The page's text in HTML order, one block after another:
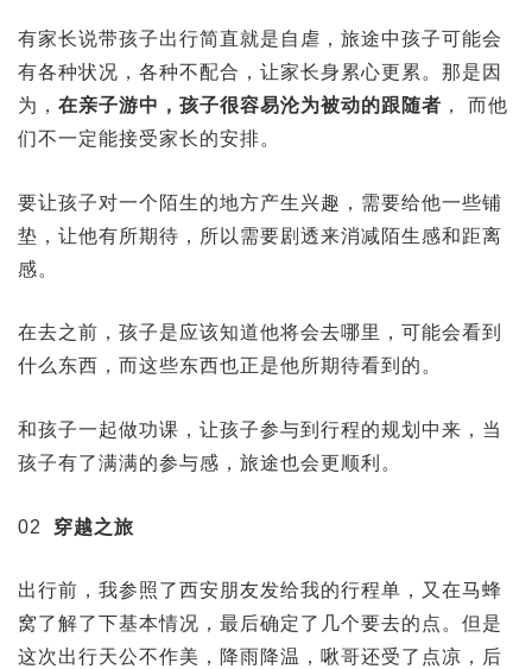
有家长说带孩子出行简直就是自虐，旅途中孩子可能会
有各种状况，各种不配合，让家长身累心更累。那是因
为， 在亲子游中，孩子很容易沦为被动的跟随者 ， 而他
们不一定能接受家长的安排。
要让孩子对一个陌生的地方产生兴趣，需要给他一些铺
垫，让他有所期待，所以需要剧透来消减陌生感和距离
感。
在去之前，孩子是应该知道他将会去哪里，可能会看到
什么东西，而这些东西也正是他所期待看到的。
和孩子一起做功课，让孩子参与到行程的规划中来，当
孩子有了满满的参与感，旅途也会更顺利。
02 穿越之旅
出行前，我参照了西安朋友发给我的行程单，又在马蜂
窝了解了下基本情况，最后确定了几个要去的点。但是
这次出行天公不作美，降雨降温，啾哥还受了点凉，后